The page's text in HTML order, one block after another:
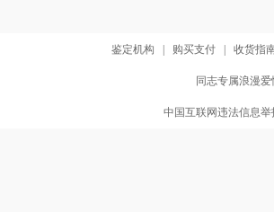
鉴定机构 购买支付 收货指
同志专属浪漫
中国互联网违法信息